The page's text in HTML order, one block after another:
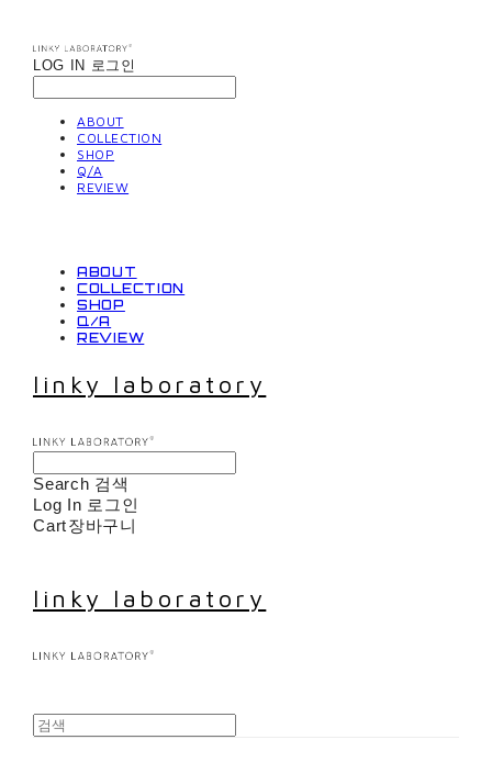
LOG IN 로그인
ABOUT
COLLECTION
SHOP
Q/A
REVIEW
ABOUT
COLLECTION
SHOP
Q/A
REVIEW
linky laboratory
Search 검색
Log In 로그인
Cart장바구니
linky laboratory